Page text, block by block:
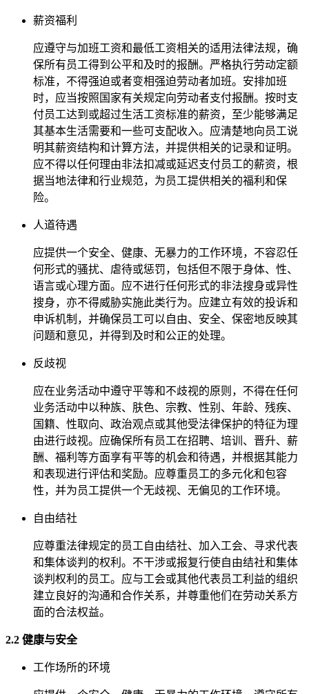
薪资福利
应遵守与加班工资和最低工资相关的适用法律法规，确
保所有员工得到公平和及时的报酬。严格执行劳动定额
标准，不得强迫或者变相强迫劳动者加班。安排加班
时，应当按照国家有关规定向劳动者支付报酬。按时支
付员工达到或超过生活工资标准的薪资，至少能够满足
其基本生活需要和一些可支配收入。应清楚地向员工说
明其薪资结构和计算方法，并提供相关的记录和证明。
应不得以任何理由非法扣减或延迟支付员工的薪资，根
据当地法律和行业规范，为员工提供相关的福利和保
险。
人道待遇
应提供一个安全、健康、无暴力的工作环境，不容忍任
何形式的骚扰、虐待或惩罚，包括但不限于身体、性、
语言或心理方面。应不进行任何形式的非法搜身或异性
搜身，亦不得威胁实施此类行为。应建立有效的投诉和
申诉机制，并确保员工可以自由、安全、保密地反映其
问题和意见，并得到及时和公正的处理。
反歧视
应在业务活动中遵守平等和不歧视的原则，不得在任何
业务活动中以种族、肤色、宗教、性别、年龄、残疾、
国籍、性取向、政治观点或其他受法律保护的特征为理
由进行歧视。应确保所有员工在招聘、培训、晋升、薪
酬、福利等方面享有平等的机会和待遇，并根据其能力
和表现进行评估和奖励。应尊重员工的多元化和包容
性，并为员工提供一个无歧视、无偏见的工作环境。
自由结社
应尊重法律规定的员工自由结社、加入工会、寻求代表
和集体谈判的权利。不干涉或报复行使自由结社和集体
谈判权利的员工。应与工会或其他代表员工利益的组织
建立良好的沟通和合作关系，并尊重他们在劳动关系方
面的合法权益。
2.2 健康与安全
工作场所的环境